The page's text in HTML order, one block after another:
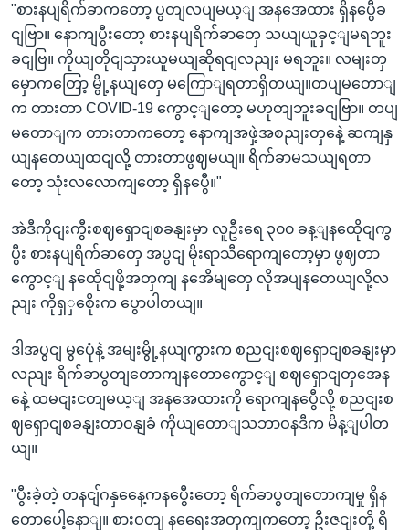
"စားနပျရိက်ခာကတော့ ပွတျလပျမယ့ျ အနအေထား ရှိနပွေီခ
ငျဗြာ။ နောကျပွီးတော့ စားနပျရိက်ခာတှေ သယျယူခှင့ျမရဘူး
ခငျဗြ။ ကိုယျတိုငျသှားယူမယျဆိုရငျလညျး မရဘူး။ လမျးတှ
မှောကတြော့ မွို့နယျတှေ မကြောျရတာရှိတယျ။တပျမတောျ
က တားတာ COVID-19 ကွောင့ျတော့ မဟုတျဘူးခငျဗြာ။ တပျ
မတောျက တားတာကတော့ နောကျအဖှဲ့အစညျးတှနေဲ့ ဆကျနှ
ယျနတေယျထငျလို့ တားတာဖွဈမယျ။ ရိက်ခာမသယျရတာ
တော့ သုံးလလောကျတော့ ရှိနပွေီ။"
အဲဒီကိုငျးကွီးစဈရှောငျစခနျးမှာ လူဦးရေ ၃၀၀ ခန့ျနထေိုငျကွ
ပွီး စားနပျရိက်ခာတှေ အပွငျ မိုးရာသီရောကျတော့မှာ ဖွဈတာ
ကွောင့ျ နထေိုငျဖို့အတှကျ နအေိမျတှေ လိုအပျနတေယျလို့လ
ညျး ကိုရှှစေိုးက ပွောပါတယျ။
ဒါအပွငျ မွပေုံနဲ့ အမျးမွို့နယျကွားက စညငျးစဈရှောငျစခနျးမှာ
လညျး ရိက်ခာပွတျတောကျနတောကွောင့ျ စဈရှောငျတှအေန
နေဲ့ ထမငျးငတျမယ့ျ အနအေထားကို ရောကျနပွေီလို့ စညငျးစ
ဈရှောငျစခနျးတာဝနျခံ ကိုယျတောျသဘာဝနဒီက မိန့ျပါတ
ယျ။
"ပွီးခဲ့တဲ့ တနငျ်ဂနှနေေ့ကနပွေီးတော့ ရိက်ခာပွတျတောကျမှု ရှိန
တောပေါ့နောျ။ စားဝတျ နရေေးအတှကျကတော့ ဦးဇငျးတို့ ရိ